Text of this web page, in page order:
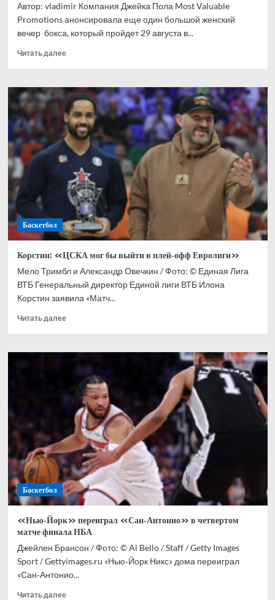
Автор: vladimir Компания Джейка Пола Most Valuable
Promotions анонсировала еще один большой женский
вечер бокса, который пройдет 29 августа в...
Читать далееПрочитать
Майер
и
Кэмерон
проведут
объединительный
бой
29
августа
Баскетбол
Корстин: «ЦСКА мог бы выйти в плей‑офф Евролиги»
Мело Тримбл и Александр Овечкин / Фото: © Единая Лига
ВТБ Генеральный директор Единой лиги ВТБ Илона
Корстин заявила «Матч...
Читать далееПрочитать
Корстин:
«ЦСКА
мог
выйти
плей‑офф
Евролиги»
Баскетбол
«Нью‑Йорк» переиграл «Сан‑Антонио» в четвертом
матче финала НБА
Джейлен Брансон / Фото: © Al Bello / Staff / Getty Images
Sport / Gettyimages.ru «Нью‑Йорк Никс» дома переиграл
«Сан‑Антонио...
Читать далееПрочитать